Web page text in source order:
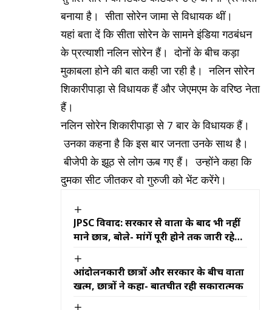
बनाया है। सीता सोरेन जामा से विधायक थीं।
यहां बता दें कि सीता सोरेन के सामने इंडिया गठबंधन
के प्रत्याशी नलिन सोरेन हैं। दोनों के बीच कड़ा
मुकाबला होने की बात कही जा रही है। नलिन सोरेन
शिकारीपाड़ा से विधायक हैं और जेएमएम के वरिष्ठ नेता
हैं।
नलिन सोरेन शिकारीपाड़ा से 7 बार के विधायक हैं।
उनका कहना है कि इस बार जनता उनके साथ है।
बीजेपी के झूठ से लोग ऊब गए हैं। उन्होंने कहा कि
दुमका सीट जीतकर वो गुरुजी को भेंट करेंगे।
JPSC विवाद: सरकार से वार्ता के बाद भी नहीं
माने छात्र, बोले- मांगें पूरी होने तक जारी रहेगा
आंदोलनकारी छात्रों और सरकार के बीच वार्ता
खत्म, छात्रों ने कहा- बातचीत रही सकारात्मक